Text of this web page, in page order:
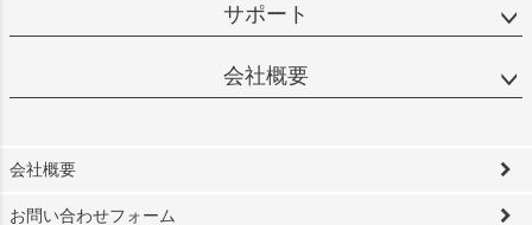
サポート
会社概要
会社概要
お問い合わせフォーム